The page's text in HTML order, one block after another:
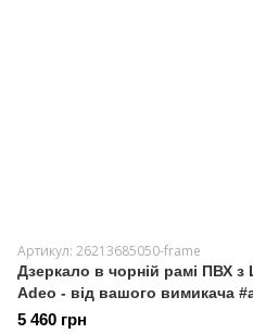
Артикул: 26213685050-frame
Дзеркало в чорній рамі ПВХ з
Adeo - від вашого вимикача
5 460 грн